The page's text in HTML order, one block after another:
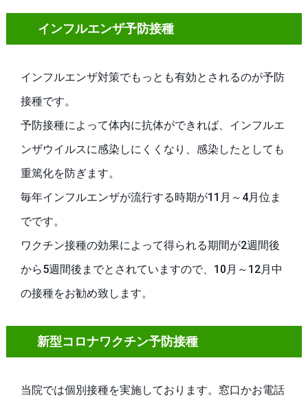
インフルエンザ予防接種
インフルエンザ対策でもっとも有効とされるのが予防
接種です。
予防接種によって体内に抗体ができれば、インフルエ
ンザウイルスに感染しにくくなり、感染したとしても
重篤化を防ぎます。
毎年インフルエンザが流行する時期が11月～4月位ま
でです。
ワクチン接種の効果によって得られる期間が2週間後
から5週間後までとされていますので、10月～12月中
の接種をお勧め致します。
新型コロナワクチン予防接種
当院では個別接種を実施しております。窓口かお電話